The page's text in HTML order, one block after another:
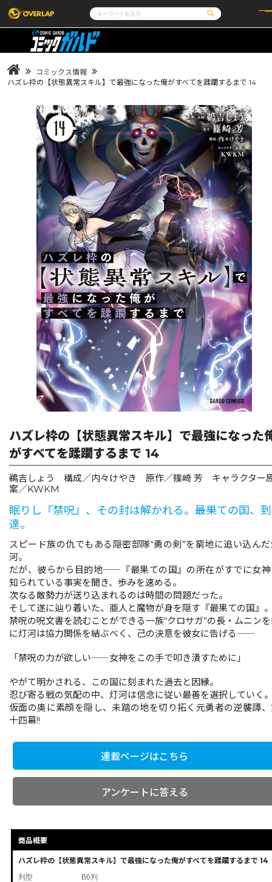
コミック
LiQulle
ラブパルフェ
ライトノベル
ロサージュノベルス
その他
ゲーム
通販・NEWS
企業
会社概要
採用情報
アクセス
オーバーラップホールディングス
お問い合わせはこちら
オーバーラップ文庫 オーバーラップノベルス
オーバーラップノベルスf ロサージュノベルス
コミックガルド コミッククリエ
リキューレ コミックパルフェ
コミックエッセイ
閉じる
コミックス情報
ハズレ枠の【状態異常スキル】で最強になった俺がすべてを蹂躙するまで 14
ハズレ枠の【状態異常スキル】で最強になった
がすべてを蹂躙するまで 14
鵜吉しょう 構成／内々けやき 原作／篠崎 芳 キャラクター
案／KWKM
眠りし『禁呪』、その封は解かれる。――最果ての国、到
達。
スピード族の仇でもある隠密部隊“勇の剣”を窮地に追い込ん
河。
だが、彼らから目的地――『最果ての国』の所在がすでに女
知られている事実を聞き、歩みを速める。
次なる敵勢力が送り込まれるのは時間の問題だった。
そして遂に辿り着いた、亜人と魔物が身を隠す『最果ての国』
禁呪の呪文書を読むことができる一族“クロサガ”の長・ムニン
に灯河は協力関係を結ぶべく、己の決意を彼女に告げる――
「禁呪の力が欲しい――女神をこの手で叩き潰すために」
やがて明かされる、この国に刻まれた過去と因縁。
忍び寄る戦の気配の中、灯河は信念に従い最善を選択していく
仮面の奥に素顔を隠し、未踏の地を切り拓く元勇者の逆襲譚
十四幕!!
連載ページはこちら
アンケートに答える
商品概要
ハズレ枠の【状態異常スキル】で最強になった俺がすべてを蹂躙するまで 14
判型
B6判